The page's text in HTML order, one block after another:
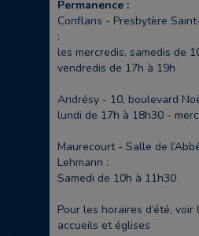
Permanence :
Conflans - Presbytère
:
les mercredis, samedis de
vendredis de 17h à 19h
Andrésy - 10, boulevard
lundi de 17h à 18h30 -
Maurecourt - Salle de
Lehmann :
Samedi de 10h à 11h30
Pour les horaires d’été,
accueils et églises